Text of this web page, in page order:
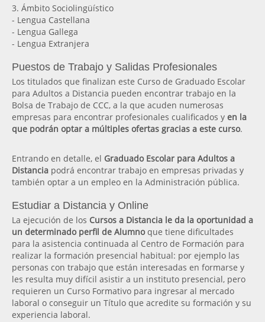
3. Ámbito Sociolingüístico
- Lengua Castellana
- Lengua Gallega
- Lengua Extranjera
Puestos de Trabajo y Salidas Profesionales
Los titulados que finalizan este Curso de Graduado Escolar
para Adultos a Distancia pueden encontrar trabajo en la
Bolsa de Trabajo de CCC, a la que acuden numerosas
empresas para encontrar profesionales cualificados y en la
que podrán optar a múltiples ofertas gracias a este curso.
Entrando en detalle, el Graduado Escolar para Adultos a
Distancia podrá encontrar trabajo en empresas privadas y
también optar a un empleo en la Administración pública.
Estudiar a Distancia y Online
La ejecución de los Cursos a Distancia le da la oportunidad a
un determinado perfil de Alumnoque tiene dificultades
para la asistencia continuada al Centro de Formación para
realizar la formación presencial habitual: por ejemplo las
personas con trabajo que están interesadas en formarse y
les resulta muy difícil asistir a un instituto presencial, pero
requieren un Curso Formativo para ingresar al mercado
laboral o conseguir un Título que acredite su formación y su
experiencia laboral.